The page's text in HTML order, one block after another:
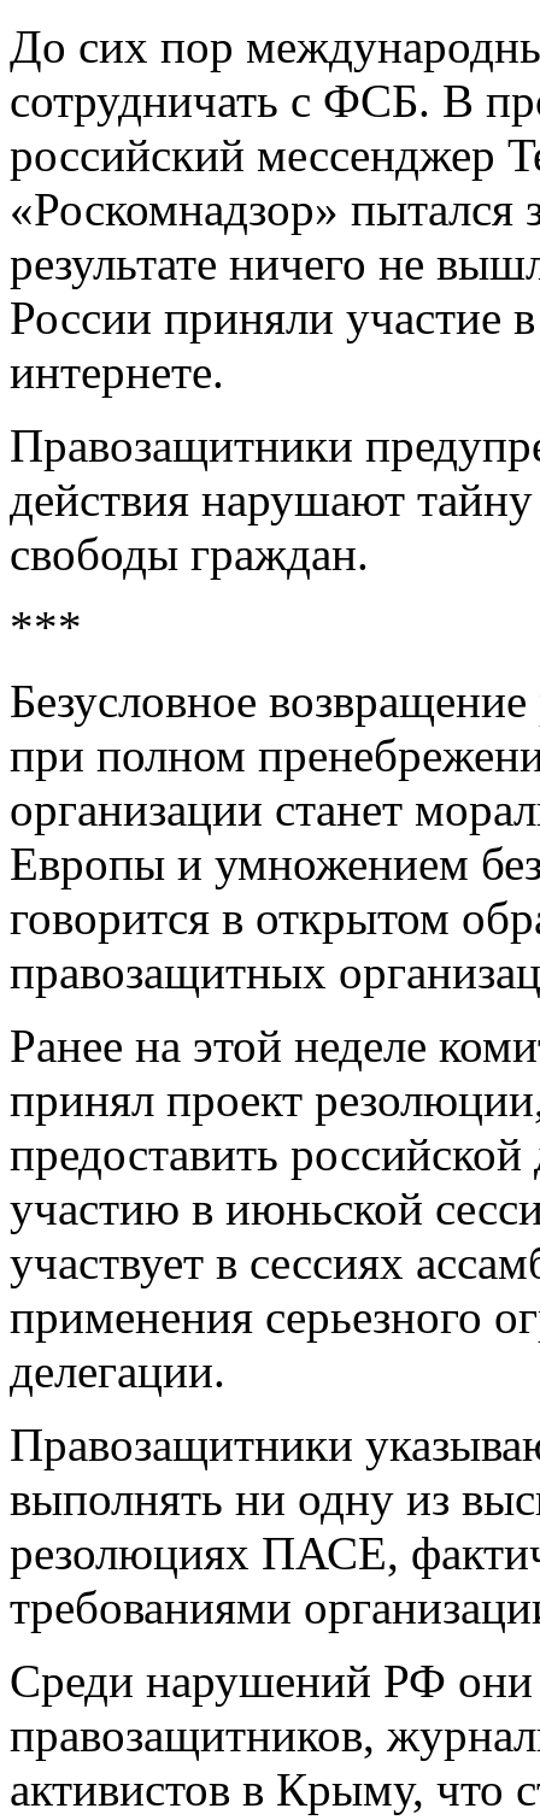
До сих пор
сотрудничать с ФСБ. В
российский мессенджер
«Роскомнадзор» пытался
результате ничего не
России приняли участие
интернете.
Правозащитники
действия нарушают
свободы граждан.
***
Безусловное
при полном
организации станет
Европы и умножением
говорится в открытом
правозащитных
Ранее на этой неделе
принял проект
предоставить
участию в июньской
участвует в сессиях
применения серьезного
делегации.
Правозащитники
выполнять ни одну из
резолюциях ПАСЕ,
требованиями
Среди нарушений РФ они
правозащитников,
активистов в Крыму, что